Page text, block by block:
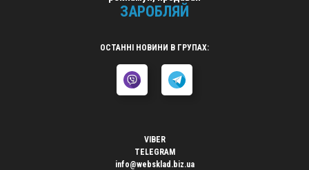
ЗАРОБЛЯЙ
ОСТАННІ НОВИНИ В ГРУПАХ:
VIBER
TELEGRAM
info@websklad.biz.ua